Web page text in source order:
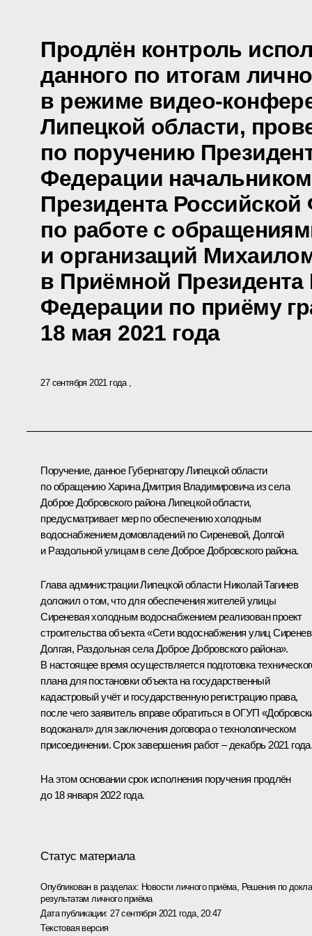
Продлён контроль
данного по итогам
в режиме видео-
Липецкой области,
по поручению
Федерации
Президента
по работе с
и организаций
в Приёмной Президента
Федерации по приёму
18 мая 2021 года
27 сентября 2021 года
Поручение, данное Губернатору Липецкой области
по обращению Харина Дмитрия Владимировича из села
Доброе Добровского района Липецкой области,
предусматривает мер по обеспечению холодным
водоснабжением домовладений по Сиреневой, Долгой
и Раздольной улицам в селе Доброе Добровского района.
Глава администрации Липецкой области Николай Тагинев
доложил о том, что для обеспечения жителей улицы
Сиреневая холодным водоснабжением реализован проект
строительства объекта «Сети водоснабжения улиц
Долгая, Раздольная села Доброе Добровского района».
В настоящее время осуществляется подготовка
плана для постановки объекта на государственный
кадастровый учёт и государственную регистрацию права,
после чего заявитель вправе обратиться в ОГУП
водоканал» для заключения договора о технологическом
присоединении. Срок завершения работ – декабрь 2021
На этом основании срок исполнения поручения продлён
до 18 января 2022 года.
Статус материала
Опубликован в разделах: Новости личного приёма, Решения по
результатам личного приёма
Дата публикации: 27 сентября 2021 года, 20:47
Текстовая версия